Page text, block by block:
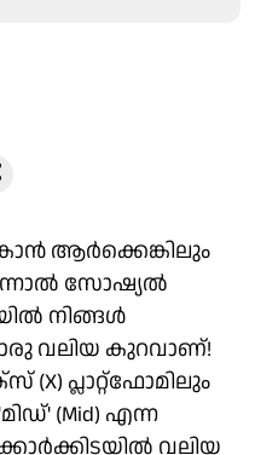
ആർക്കെങ്കിലും
സോഷ്യൽ
നിങ്ങൾ
വലിയ കുറവാണ്!
(X) പ്ലാറ്റ്‌ഫോമിലും
(Mid) എന്ന
വലിയ